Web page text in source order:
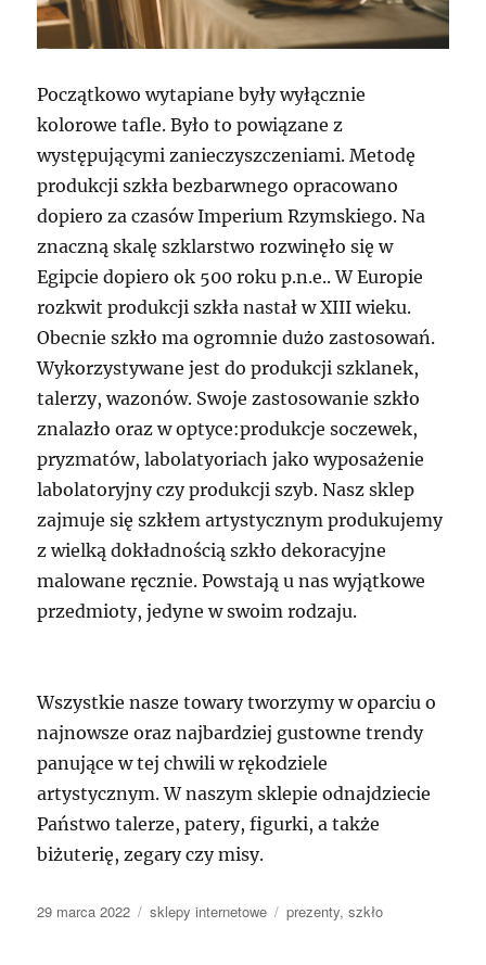
Początkowo wytapiane były wyłącznie
kolorowe tafle. Było to powiązane z
występującymi zanieczyszczeniami. Metodę
produkcji szkła bezbarwnego opracowano
dopiero za czasów Imperium Rzymskiego. Na
znaczną skalę szklarstwo rozwinęło się w
Egipcie dopiero ok 500 roku p.n.e.. W Europie
rozkwit produkcji szkła nastał w XIII wieku.
Obecnie szkło ma ogromnie dużo zastosowań.
Wykorzystywane jest do produkcji szklanek,
talerzy, wazonów. Swoje zastosowanie szkło
znalazło oraz w optyce:produkcje soczewek,
pryzmatów, labolatyoriach jako wyposażenie
labolatoryjny czy produkcji szyb. Nasz sklep
zajmuje się szkłem artystycznym produkujemy
z wielką dokładnością szkło dekoracyjne
malowane ręcznie. Powstają u nas wyjątkowe
przedmioty, jedyne w swoim rodzaju.
Wszystkie nasze towary tworzymy w oparciu o
najnowsze oraz najbardziej gustowne trendy
panujące w tej chwili w rękodziele
artystycznym. W naszym sklepie odnajdziecie
Państwo talerze, patery, figurki, a także
biżuterię, zegary czy misy.
Data
29 marca 2022 Kategorie
sklepy internetowe Tagi
prezenty,szkło